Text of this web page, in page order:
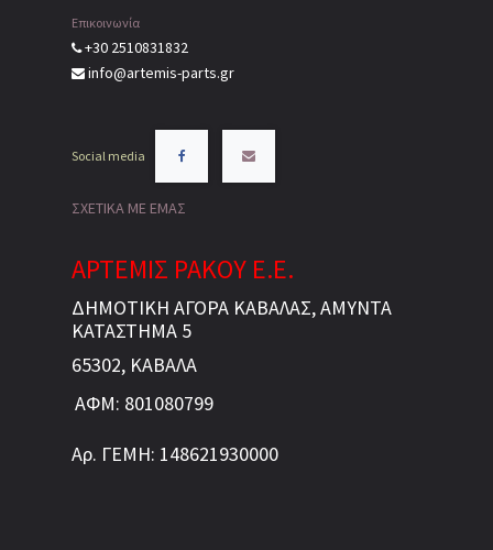
Επικοινωνία
+30 2510831832
info@artemis-parts.gr
Social media
ΣΧΕΤΙΚΑ ΜΕ ΕΜΑΣ
ΑΡΤΕΜΙΣ ΡΑΚΟΥ Ε.Ε.
ΔΗΜΟΤΙΚΗ ΑΓΟΡΑ ΚΑΒΑΛΑΣ, ΑΜΥΝΤΑ
ΚΑΤΑΣΤΗΜΑ 5
65302, ΚΑΒΑΛΑ
ΑΦΜ: 801080799
Αρ. ΓΕΜΗ: 148621930000